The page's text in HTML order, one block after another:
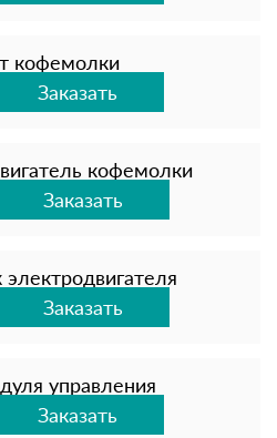
кофемолки
Заказать
кофемолки
Заказать
Заказать
управления
Заказать